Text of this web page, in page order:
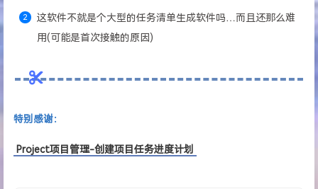
这软件不就是个大型的任务清单生成软件吗…而且还那么难
用(可能是首次接触的原因)
特别感谢：
Project项目管理-创建项目任务进度计划